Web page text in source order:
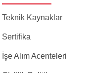
Teknik Kaynaklar
Sertifika
İşe Alım Acenteleri